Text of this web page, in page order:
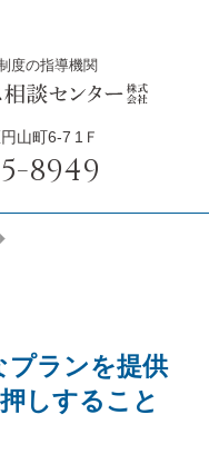
度の指導機関
山町6-7 1Ｆ
8949
プランを提供
しすること